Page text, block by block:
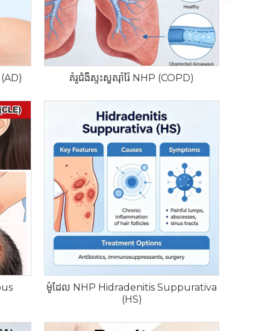
គំរូជំងឺស្ទះសួតរ៉ាំរ៉ៃ NHP (COPD)
ម៉ូដែល NHP Hidradenitis Suppurativa
(HS)